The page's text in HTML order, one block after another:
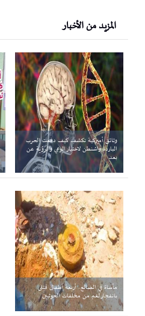
المزيد من الأخبار
وثائق أميركية تكشف كيف دفعت الحرب
الباردة واشنطن لاختبار الوعي والرؤية عن
بعد
مأساة في الضالع.. أربعة أطفال قتلى
بانفجار لغم من مخلفات الحوثيين